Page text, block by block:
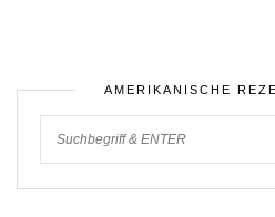
AMERIKANISCHE